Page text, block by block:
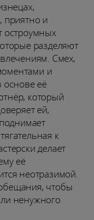
приятно и
остроумных
разделяют
Смех,
и
основе её
который
ей,
к
делает
её
неотразимой.
чтобы
ненужного